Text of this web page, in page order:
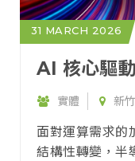
31 MARCH 2026
AI 核心驅
實體 新
面對運算需求的
結構性轉變，半